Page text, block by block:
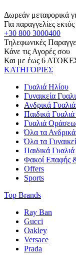
Δωρεάν μεταφορικά
Για παραγγελίες
+30 800 3000400
Τηλεφωνικές
Κάνε τις Αγορές σου
Και με έως 6
ΚΑΤΗΓΟΡΙΕΣ
Γυαλιά Ηλίου
Γυναικεία
Ανδρικά
Παιδικά
Γυαλιά
Όλα τα
Όλα τα
Παιδικά
Φακοί Επαφής
Offers
Sports
Top Brands
Ray Ban
Gucci
Oakley
Versace
Prada